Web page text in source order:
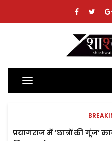
Toggle
navigation
प्रयागराज में ‘छात्रों की गूंज’